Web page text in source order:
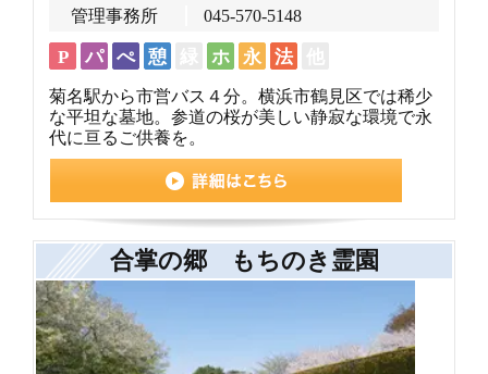
管理事務所
045-570-5148
P パ ぺ 憩 ホ 永 法
菊名駅から市営バス４分。横浜市鶴見区では稀少
な平坦な墓地。参道の桜が美しい静寂な環境で永
代に亘るご供養を。
合掌の郷 もちのき霊園